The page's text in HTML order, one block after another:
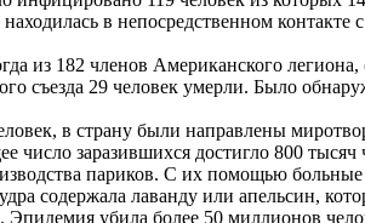
в непосредственном
из 182 членов Американского
съезда 29 человек умерли. Было
в страну были направлены
заразившихся достигло 800 тысяч
париков. С их помощью
содержала лаванду или апельсин,
Эпидемия убила более 50 миллионов